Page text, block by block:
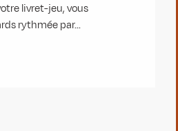
livret-jeu, vous
rythmée par...